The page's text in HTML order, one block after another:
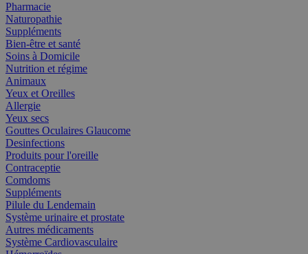
Pharmacie
Naturopathie
Suppléments
Bien-être et santé
Soins à Domicile
Nutrition et régime
Animaux
Yeux et Oreilles
Allergie
Yeux secs
Gouttes Oculaires Glaucome
Desinfections
Produits pour l'oreille
Contraceptie
Comdoms
Suppléments
Pilule du Lendemain
Système urinaire et prostate
Autres médicaments
Système Cardiovasculaire